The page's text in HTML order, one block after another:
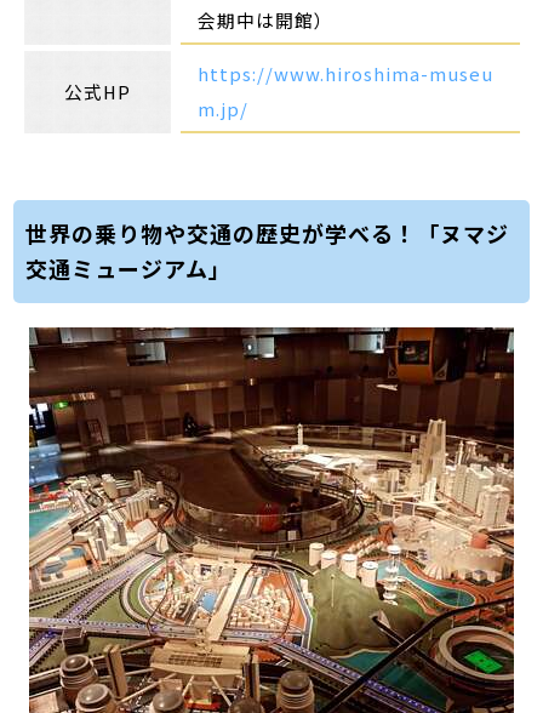
会期中は開館）
公式HP
https://www.hiroshima-museu
m.jp/
世界の乗り物や交通の歴史が学べる！「ヌマジ
交通ミュージアム」